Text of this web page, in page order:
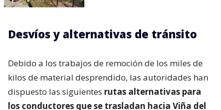
Desvíos y alternativas de tránsito
Debido a los trabajos de remoción de los miles de
kilos de material desprendido, las autoridades han
dispuesto las siguientes rutas alternativas para
los conductores que se trasladan hacia Viña del